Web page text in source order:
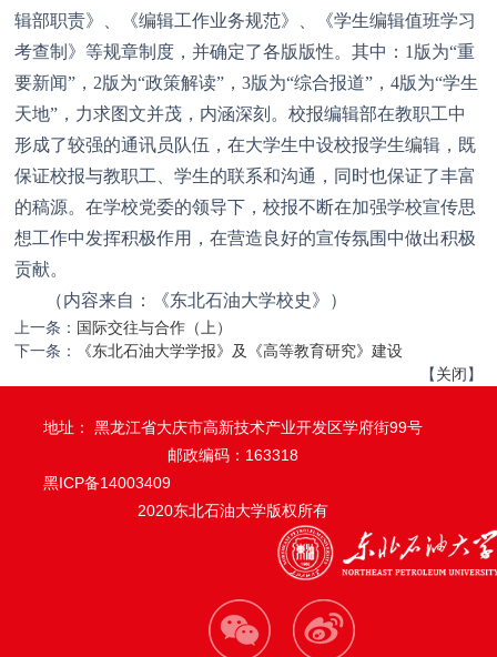
辑部职责》、《编辑工作业务规范》、《学生编辑值班学习
考查制》等规章制度，并确定了各版版性。其中：1版为“重
要新闻”，2版为“政策解读”，3版为“综合报道”，4版为“学生
天地”，力求图文并茂，内涵深刻。校报编辑部在教职工中
形成了较强的通讯员队伍，在大学生中设校报学生编辑，既
保证校报与教职工、学生的联系和沟通，同时也保证了丰富
的稿源。在学校党委的领导下，校报不断在加强学校宣传思
想工作中发挥积极作用，在营造良好的宣传氛围中做出积极
贡献。
（内容来自：《东北石油大学校史》）
上一条： 国际交往与合作（上）
下一条：
《东北石油大学学报》及《高等教育研究》建设
【关闭】
地址： 黑龙江省大庆市高新技术产业开发区学府街99号
邮政编码：163318
黑ICP备14003409
2020东北石油大学版权所有